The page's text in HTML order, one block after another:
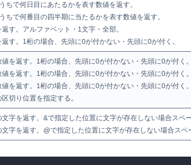
ちで何日目にあたるかを表す数値を返す。
ちで何番目の四半期に当たるかを表す数値を返す。
す。アルファベット・1文字・全部。
す。1桁の場合、先頭に0が付かない・先頭に0が付く。
値を返す。1桁の場合、先頭に0が付かない・先頭に0が付く。
値を返す。1桁の場合、先頭に0が付かない・先頭に0が付く。
値を返す。1桁の場合、先頭に0が付かない・先頭に0が付く。
切り位置を指定する。
文字を返す。&で指定した位置に文字が存在しない場合スペ
文字を返す。@で指定した位置に文字が存在しない場合スペ